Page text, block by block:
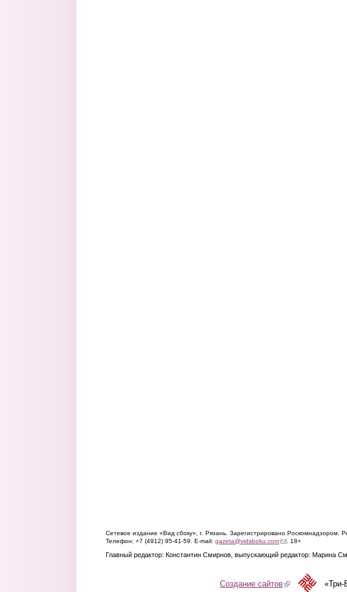
Сетевое издание «Вид сбоку», г. Рязань. Зарегистрировано Роскомнадзором.
Телефон: +7 (4912) 95-41-59. E-mail: gazeta@vidsboku.com(link sends e-mail)
. 18+
Главный редактор: Константин Смирнов, выпускающий редактор: Марина
Создание сайтов(link is external)
«Три-